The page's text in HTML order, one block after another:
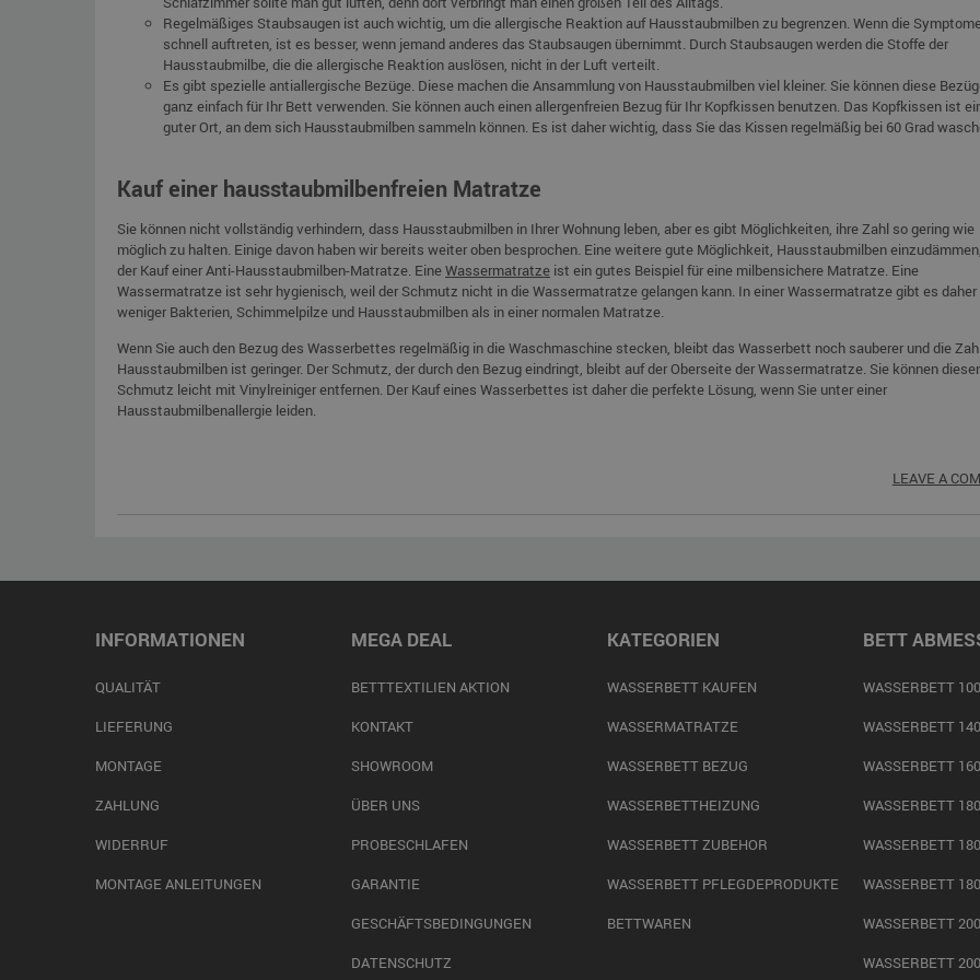
Regelmäßiges Staubsaugen ist auch wichtig, um die allergische Reaktion auf Hausstaubmilben zu begrenzen. Wenn die
schnell auftreten, ist es besser, wenn jemand anderes das Staubsaugen übernimmt. Durch Staubsaugen werden die Stoffe der
Hausstaubmilbe, die die allergische Reaktion auslösen, nicht in der Luft verteilt.
Es gibt spezielle antiallergische Bezüge. Diese machen die Ansammlung von Hausstaubmilben viel kleiner. Sie können diese
ganz einfach für Ihr Bett verwenden. Sie können auch einen allergenfreien Bezug für Ihr Kopfkissen benutzen. Das Kopfkissen ist
guter Ort, an dem sich Hausstaubmilben sammeln können. Es ist daher wichtig, dass Sie das Kissen regelmäßig bei 60 Grad
Kauf einer hausstaubmilbenfreien Matratze
Sie können nicht vollständig verhindern, dass Hausstaubmilben in Ihrer Wohnung leben, aber es gibt Möglichkeiten, ihre Zahl so gering wie
möglich zu halten. Einige davon haben wir bereits weiter oben besprochen. Eine weitere gute Möglichkeit, Hausstaubmilben
der Kauf einer Anti-Hausstaubmilben-Matratze. EineWassermatratze ist ein gutes Beispiel für eine milbensichere Matratze. Eine
Wassermatratze ist sehr hygienisch, weil der Schmutz nicht in die Wassermatratze gelangen kann. In einer Wassermatratze gibt es
weniger Bakterien, Schimmelpilze und Hausstaubmilben als in einer normalen Matratze.
Wenn Sie auch den Bezug des Wasserbettes regelmäßig in die Waschmaschine stecken, bleibt das Wasserbett noch sauberer und die
Hausstaubmilben ist geringer. Der Schmutz, der durch den Bezug eindringt, bleibt auf der Oberseite der Wassermatratze. Sie können
Schmutz leicht mit Vinylreiniger entfernen. Der Kauf eines Wasserbettes ist daher die perfekte Lösung, wenn Sie unter einer
Hausstaubmilbenallergie leiden.
LEAVE A
INFORMATIONEN
QUALITÄT
LIEFERUNG
MONTAGE
ZAHLUNG
WIDERRUF
MONTAGE ANLEITUNGEN
MEGA DEAL
BETTTEXTILIEN AKTION
KONTAKT
SHOWROOM
ÜBER UNS
PROBESCHLAFEN
GARANTIE
GESCHÄFTSBEDINGUNGEN
DATENSCHUTZ
KATEGORIEN
WASSERBETT KAUFEN
WASSERMATRATZE
WASSERBETT BEZUG
WASSERBETTHEIZUNG
WASSERBETT ZUBEHOR
WASSERBETT PFLEGDEPRODUKTE
BETTWAREN
BETT
WASSERBETT
WASSERBETT
WASSERBETT
WASSERBETT
WASSERBETT
WASSERBETT
WASSERBETT
WASSERBETT